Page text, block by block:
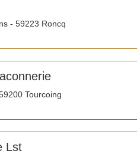
- 59223 Roncq
Tourcoing
Lst